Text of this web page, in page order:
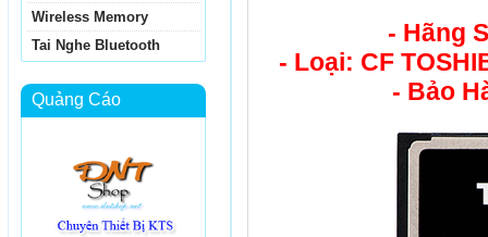
- Hãng
- Loại: CF
- Bảo
Wireless Memory
Tai Nghe Bluetooth
Quảng Cáo